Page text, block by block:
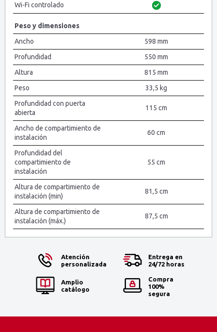
Wi-Fi controlado
Peso y dimensiones
Ancho
598 mm
Profundidad
550 mm
Altura
815 mm
Peso
33,5 kg
Profundidad con puerta
abierta
115 cm
Ancho de compartimiento de
instalación
60 cm
Profundidad del
compartimiento de
instalación
55 cm
Altura de compartimiento de
instalación (min)
81,5 cm
Altura de compartimiento de
instalación (máx.)
87,5 cm
Atención
personalizada
Entrega en
24/72 horas
Amplio
catálogo
Compra
100%
segura